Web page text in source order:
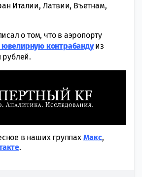
Италии, Латвии, Въетнам,
о том, что в аэропорту
ювелирную контрабандуиз
рублей.
в наших группах Макс,
.